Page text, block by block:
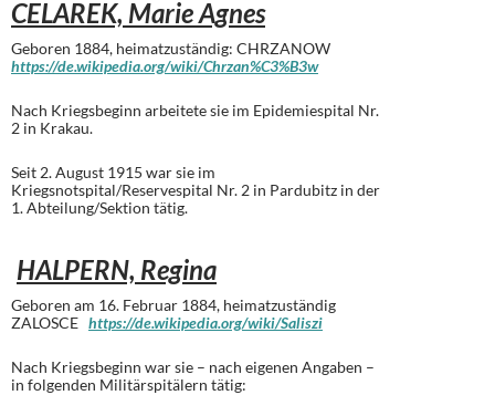
CELAREK, Marie Agnes
Geboren 1884, heimatzuständig: CHRZANOW
https://de.wikipedia.org/wiki/Chrzan%C3%B3w
Nach Kriegsbeginn arbeitete sie im Epidemiespital Nr.
2 in Krakau.
Seit 2. August 1915 war sie im
Kriegsnotspital/Reservespital Nr. 2 in Pardubitz in der
1. Abteilung/Sektion tätig.
HALPERN, Regina
Geboren am 16. Februar 1884, heimatzuständig
ZALOSCE https://de.wikipedia.org/wiki/Saliszi
Nach Kriegsbeginn war sie – nach eigenen Angaben –
in folgenden Militärspitälern tätig: